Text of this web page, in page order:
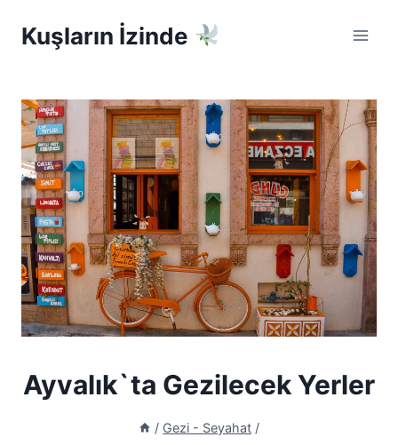
Kuşların İzinde
Ayvalık`ta Gezilecek Yerler
/ Gezi - Seyahat /